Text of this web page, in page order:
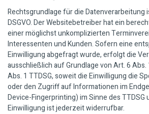
Rechtsgrundlage für die Datenverarbeitung
DSGVO. Der Websitebetreiber hat ein
einer möglichst unkomplizierten
Interessenten und Kunden. Sofern eine
Einwilligung abgefragt wurde, erfolgt die
ausschließlich auf Grundlage von Art. 6 Abs.
Abs. 1 TTDSG, soweit die Einwilligung die
oder den Zugriff auf Informationen im
Device-Fingerprinting) im Sinne des TTDSG
Einwilligung ist jederzeit widerrufbar.